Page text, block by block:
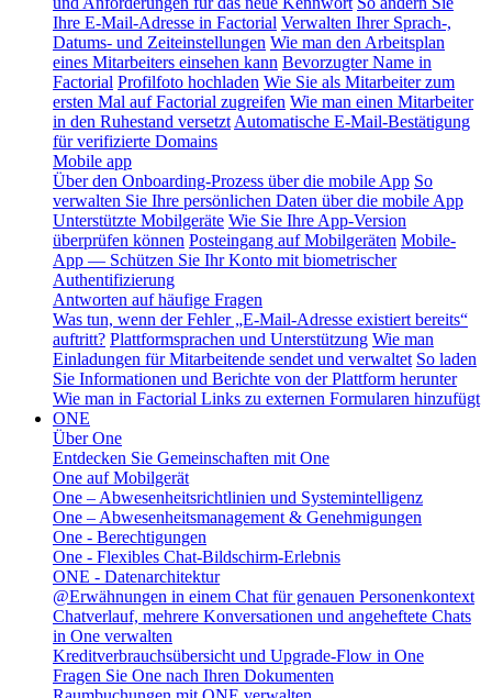
Ihre E-Mail-Adresse in Factorial Verwalten Ihrer Sprach-,
Datums- und Zeiteinstellungen Wie man den Arbeitsplan
eines Mitarbeiters einsehen kann Bevorzugter Name in
Factorial Profilfoto hochladen Wie Sie als Mitarbeiter zum
ersten Mal auf Factorial zugreifen Wie man einen Mitarbeiter
in den Ruhestand versetzt Automatische E-Mail-Bestätigung
für verifizierte Domains
Mobile app
Über den Onboarding-Prozess über die mobile App So
verwalten Sie Ihre persönlichen Daten über die mobile App
Unterstützte Mobilgeräte Wie Sie Ihre App-Version
überprüfen können Posteingang auf Mobilgeräten Mobile-
App — Schützen Sie Ihr Konto mit biometrischer
Authentifizierung
Antworten auf häufige Fragen
Was tun, wenn der Fehler „E-Mail-Adresse existiert bereits“
auftritt? Plattformsprachen und Unterstützung Wie man
Einladungen für Mitarbeitende sendet und verwaltet So laden
Sie Informationen und Berichte von der Plattform herunter
Wie man in Factorial Links zu externen Formularen hinzufügt
ONE
Über One
Entdecken Sie Gemeinschaften mit One
One auf Mobilgerät
One – Abwesenheitsrichtlinien und Systemintelligenz
One – Abwesenheitsmanagement & Genehmigungen
One - Berechtigungen
One - Flexibles Chat-Bildschirm-Erlebnis
ONE - Datenarchitektur
@Erwähnungen in einem Chat für genauen Personenkontext
Chatverlauf, mehrere Konversationen und angeheftete Chats
in One verwalten
Kreditverbrauchsübersicht und Upgrade-Flow in One
Fragen Sie One nach Ihren Dokumenten